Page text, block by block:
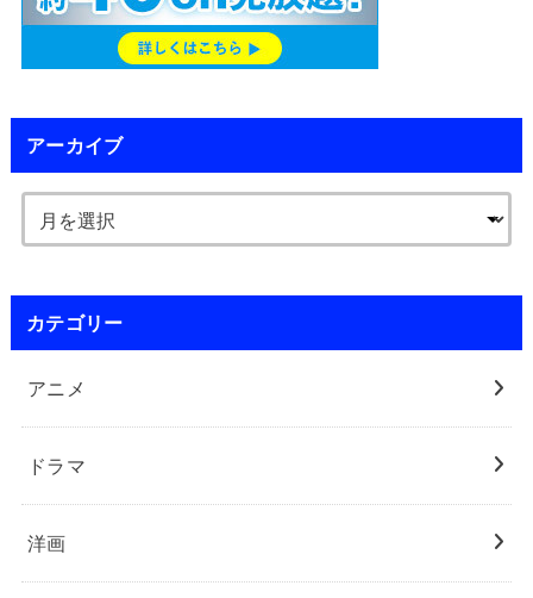
アーカイブ
カテゴリー
アニメ
ドラマ
洋画